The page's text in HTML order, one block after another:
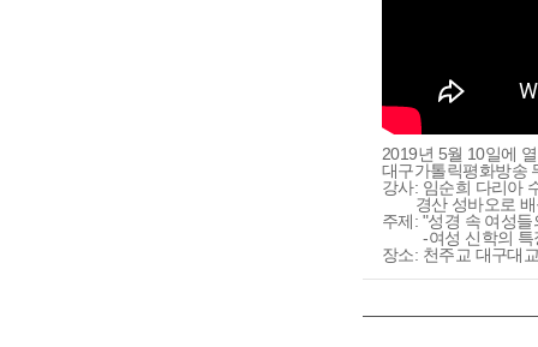
2019년 5월 10일에
대구가톨릭평화방송
강사: 임순희 다리아
경산 성바오로 배
주제: "성경 속 여성들
-여성 신학의 특
장소: 천주교 대구대